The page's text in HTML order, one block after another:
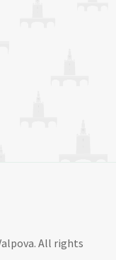
All rights